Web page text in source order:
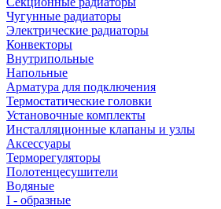
Чугунные радиаторы
Электрические радиаторы
Конвекторы
Внутрипольные
Напольные
Арматура для подключения
Термостатические головки
Установочные комплекты
Инсталляционные клапаны и узлы
Аксессуары
Терморегуляторы
Полотенцесушители
Водяные
I - образные